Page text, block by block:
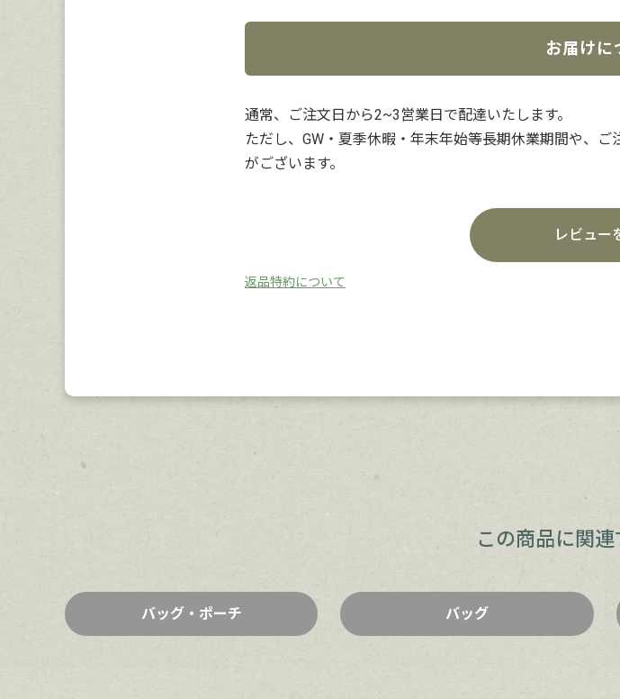
お届けに
通常、ご注文日から2~3営業日で配達いたします。
ただし、GW・夏季休暇・年末年始等長期休業期間や、
がございます。
レビュー
返品特約について
この商品に関
バッグ・ポーチ バッグ